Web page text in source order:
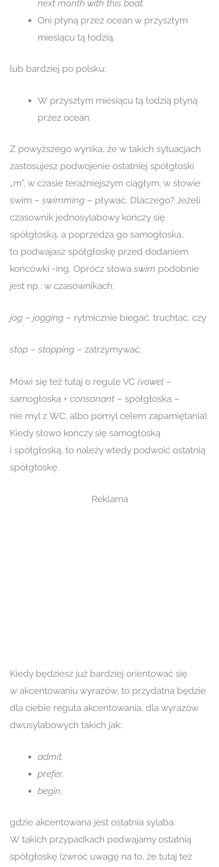
next month with this boat.
Oni płyną przez ocean w przyszłym
miesiącu tą łodzią.
lub bardziej po polsku:
W przyszłym miesiącu tą łodzią płyną
przez ocean.
Z powyższego wynika, że w takich sytuacjach
zastosujesz podwojenie ostatniej spółgłoski
„m”, w czasie teraźniejszym ciągłym, w słowie
swim – swimming – pływać. Dlaczego? Jeżeli
czasownik jednosylabowy kończy się
spółgłoską, a poprzedza go samogłoska,
to podwajasz spółgłoskę przed dodaniem
końcówki -ing. Oprócz słowa swim podobnie
jest np.: w czasownikach:
jog – jogging – rytmicznie biegać, truchtać, czy
stop – stopping – zatrzymywać.
Mówi się też tutaj o regule VC (vowel –
samogłoska + consonant – spółgłoska –
nie myl z WC, albo pomyl celem zapamiętania).
Kiedy słowo kończy się samogłoską
i spółgłoską, to należy wtedy podwoić ostatnią
spółgłoskę.
Reklama
Kiedy będziesz już bardziej orientować się
w akcentowaniu wyrazów, to przydatna będzie
dla ciebie reguła akcentowania, dla wyrazów
dwusylabowych takich jak:
admit,
prefer,
begin,
gdzie akcentowana jest ostatnia sylaba.
W takich przypadkach podwajamy ostatnią
spółgłoskę (zwróć uwagę na to, że tutaj też